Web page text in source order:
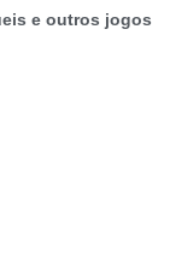
e outros jogos